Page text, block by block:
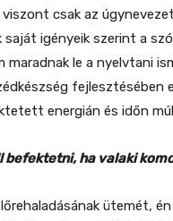
csak az
saját igényeik szerint a
maradnak le a nyelvtani
fejlesztésében
energián és időn
befektetni, ha valaki
ütemét,